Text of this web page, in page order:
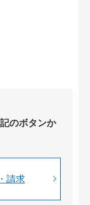
のボタンか
請求